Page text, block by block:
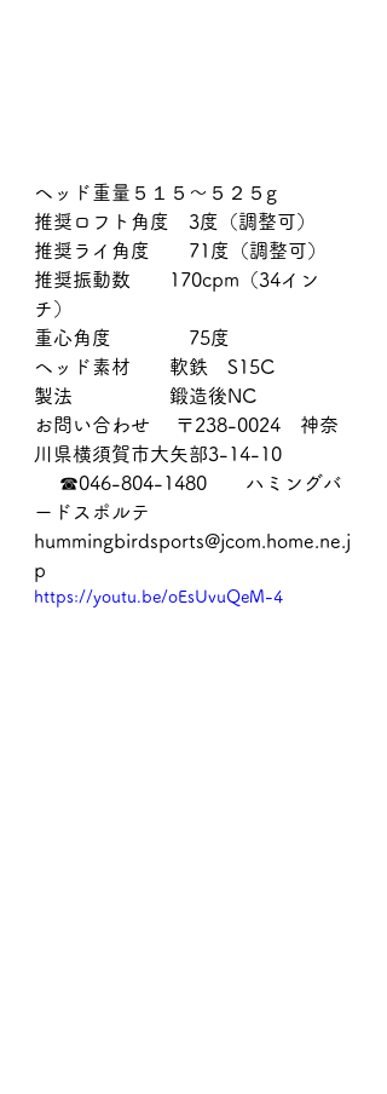
ヘッド重量５１５～５２５g
推奨ロフト角度　3度（調整可）
推奨ライ角度　　71度（調整可）
推奨振動数　　170cpm（34イン
チ）
重心角度　　　　75度
ヘッド素材　　軟鉄　S15C
製法　　　　　鍛造後NC
お問い合わせ 　〒238-0024　神奈
川県横須賀市大矢部3-14-10
ードスポルテ
hummingbirdsports@jcom.home.ne.j
p
https://youtu.be/oEsUvuQeM-4